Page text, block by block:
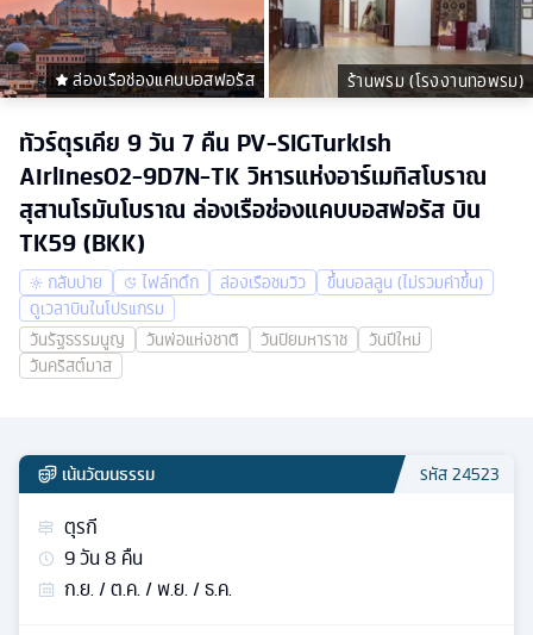
ล่องเรือช่องแคบบอสฟอรัส ร้านพรม (โรงงานทอพรม)
ทัวร์ตุรเคีย 9 วัน 7 คืน PV-SIGTurkish
Airlines02-9D7N-TK วิหารแห่งอาร์เมทิสโบราณ
สุสานโรมันโบราณ ล่องเรือช่องแคบบอสฟอรัส บิน
TK59 (BKK)
กลับบ่าย ไฟล์ทดึก ล่องเรือชมวิว
ขึ้นบอลลูน (ไม่รวมค่าขึ้น)
ดูเวลาบินในโปรแกรม
วันรัฐธรรมนูญ
วันพ่อแห่งชาติ วันปิยมหาราช
วันปีใหม่
วันคริสต์มาส
เน้นวัฒนธรรม รหัส24523
ตุรกี
9วัน8 คืน
ก.ย. / ต.ค. / พ.ย. / ธ.ค.